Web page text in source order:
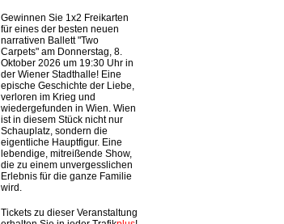
Gewinnen Sie 1x2 Freikarten
für eines der besten neuen
narrativen Ballett "Two
Carpets" am Donnerstag, 8.
Oktober 2026 um 19:30 Uhr in
der Wiener Stadthalle! Eine
epische Geschichte der Liebe,
verloren im Krieg und
wiedergefunden in Wien. Wien
ist in diesem Stück nicht nur
Schauplatz, sondern die
eigentliche Hauptfigur. Eine
lebendige, mitreißende Show,
die zu einem unvergesslichen
Erlebnis für die ganze Familie
wird.
Tickets zu dieser Veranstaltung